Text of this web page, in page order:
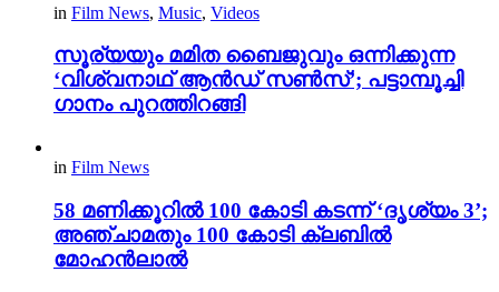
in Film News, Music, Videos
സൂര്യയും മമിത ബൈജുവും ഒന്നിക്കുന്ന
‘വിശ്വനാഥ് ആൻഡ് സൺസ്’; പട്ടാമ്പൂച്ചി
ഗാനം പുറത്തിറങ്ങി
in Film News
58 മണിക്കൂറിൽ 100 കോടി കടന്ന് ‘ദൃശ്യം 3’;
അഞ്ചാമതും 100 കോടി ക്ലബിൽ
മോഹൻലാൽ